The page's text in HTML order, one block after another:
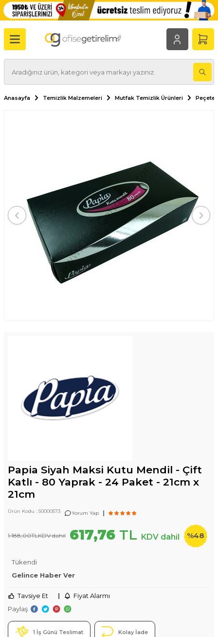
Anasayfa Temizlik Malzemeleri Mutfak Temizlik Ürünleri
Papia Siyah Maksi Kutu Mendil - Çift
Katlı - 80 Yaprak - 24 Paket - 21cm x
21cm
Ürün Kodu : 50000573 Yorum Yap |
1.188,00TLKDV dahil 617,76 TL KDV dahil %48
Tükendi
Gelince Haber Ver
Tavsiye Et |
Fiyat Alarmı
Paylaş
1 İş Günü Teslimat Kolay İade